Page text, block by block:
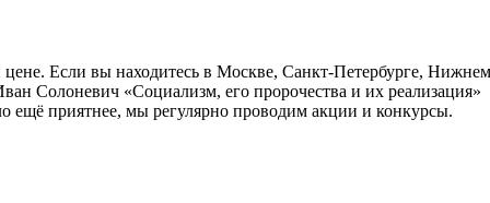
цене. Если вы находитесь в Москве, Санкт-Петербурге, Нижнем
Солоневич «Социализм, его пророчества и их реализация»
ещё приятнее, мы регулярно проводим акции и конкурсы.